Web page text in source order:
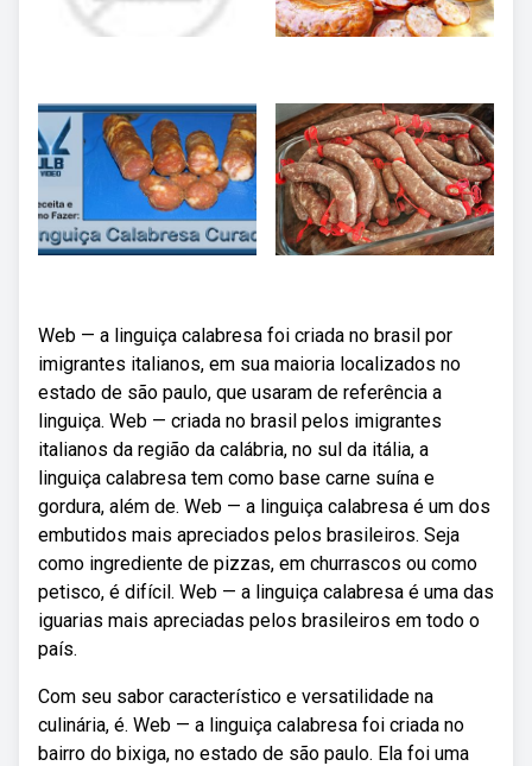
Web — a linguiça calabresa foi criada no brasil por
imigrantes italianos, em sua maioria localizados no
estado de são paulo, que usaram de referência a
linguiça. Web — criada no brasil pelos imigrantes
italianos da região da calábria, no sul da itália, a
linguiça calabresa tem como base carne suína e
gordura, além de. Web — a linguiça calabresa é um dos
embutidos mais apreciados pelos brasileiros. Seja
como ingrediente de pizzas, em churrascos ou como
petisco, é difícil. Web — a linguiça calabresa é uma das
iguarias mais apreciadas pelos brasileiros em todo o
país.
Com seu sabor característico e versatilidade na
culinária, é. Web — a linguiça calabresa foi criada no
bairro do bixiga, no estado de são paulo. Ela foi uma